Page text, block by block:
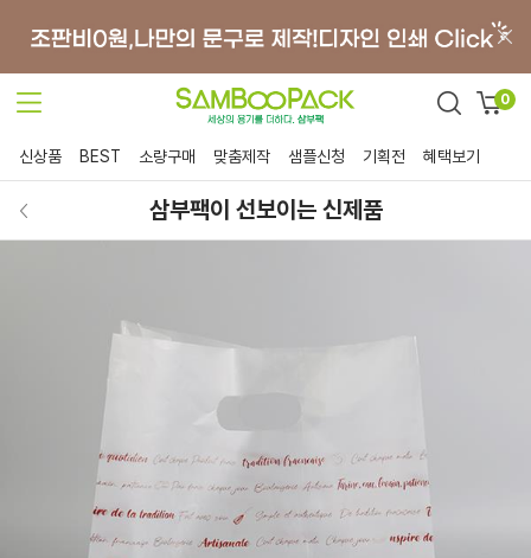
0
신상품 BEST 소량구매 맞춤제작 샘플신청 기획전 혜택보기
삼부팩이 선보이는 신제품